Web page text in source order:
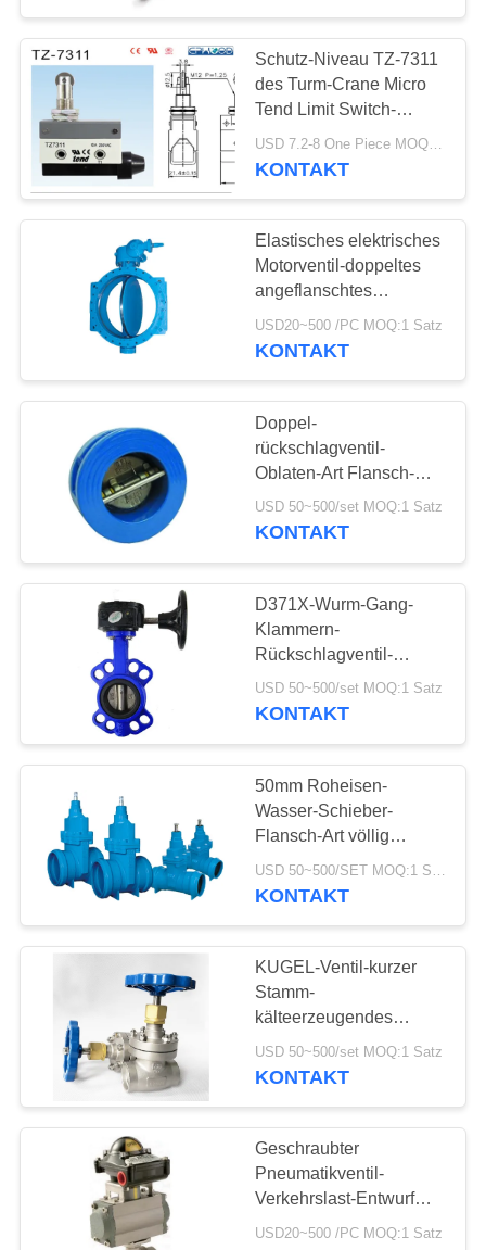
BITTE UM
EIN
ANGEBOT
SITEMAP
DATENSCHUTZERKLÄRUNG
DSC-Dampfentlüfter
Edelstahl-
Kugelventil
Wasserschieber
18
Edelstahlkugelventil
WasserDrosselventil
17
Schutz-Niveau TZ-7311
des Turm-Crane Micro
Tend Limit Switch-
Sicherheits-
Begrenzungsschalter-
KONTAKT
Elastisches elektrisches
Motorventil-doppeltes
angeflanschtes
Sitzexzenterende
USD20~500 /PC MOQ:1 Satz
KONTAKT
Doppel-
rückschlagventil-
Oblaten-Art Flansch-
Verbindung
PlateStainless Stahl
USD 50~500/set MOQ:1 Satz
KONTAKT
D371X-Wurm-Gang-
Klammern-
Rückschlagventil-
schmetterlingsähnliche
einfache
USD 50~500/set MOQ:1 Satz
KONTAKT
50mm Roheisen-
Wasser-Schieber-
Flansch-Art völlig
geführter flexibler Keil
KONTAKT
KUGEL-Ventil-kurzer
Stamm-
kälteerzeugendes
System DN40
CryogenicStainless
USD 50~500/set MOQ:1 Satz
KONTAKT
Geschraubter
Pneumatikventil-
Verkehrslast-Entwurf
des Enden-1000WOG
USD20~500 /PC MOQ:1 Satz